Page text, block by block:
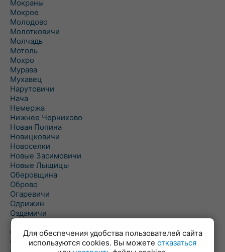
Мокраны
Мокрое
Молодово
Молотковичи
Молчадь
Мотоль
Мохро
Мурава
Мухавец
Нарутовичи
Нача
Немержа
Нижнее Чернихово
Новая Попина
Новицковичи
Новоселки
Новые Засимовичи
Новые Лыщицы
Оберовщина
Оброво
Огаревичи
Одрижин
Оздамичи
Озяты
Олтуш
Ольманы
Для обеспечения удобства пользователей сайта
используются cookies. Вы можете отказаться